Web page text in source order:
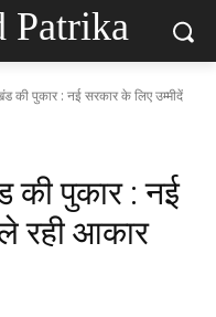
Patrika
की पुकार : नई सरकार के लिए उम्‍मीदें
की पुकार : नई
रही आकार